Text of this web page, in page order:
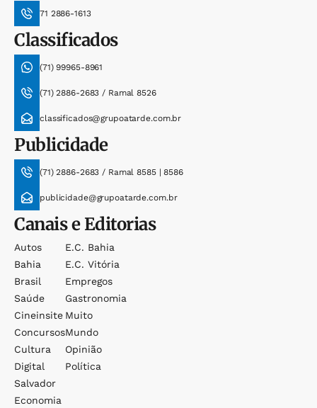
71 2886-1613
Classificados
(71) 99965-8961
(71) 2886-2683 / Ramal 8526
classificados@grupoatarde.com.br
Publicidade
(71) 2886-2683 / Ramal 8585 | 8586
publicidade@grupoatarde.com.br
Canais e Editorias
Autos
Bahia
Brasil
Saúde
Cineinsite
Concursos
Cultura
Digital
Salvador
Economia
E.c. Bahia
E.c. Vitória
Empregos
Gastronomia
Muito
Mundo
Opinião
Política